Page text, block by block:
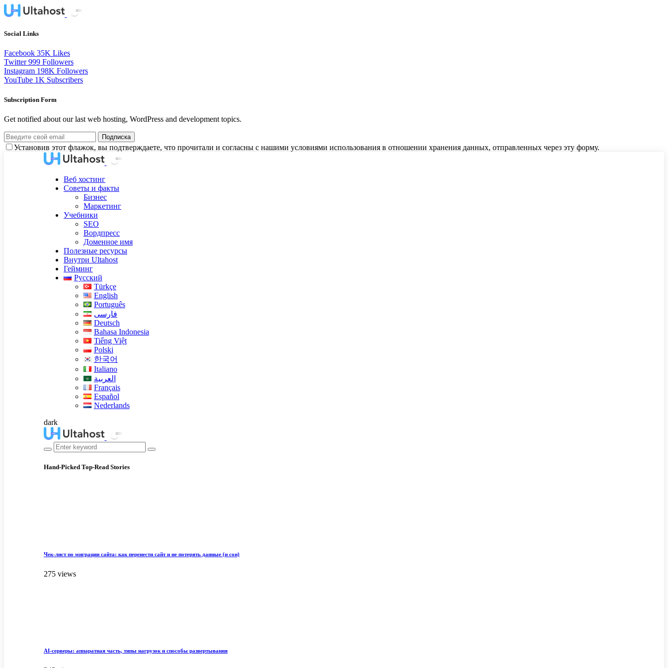
Social Links
Facebook 35K Likes
Twitter 999 Followers
Instagram 198K Followers
YouTube 1K Subscribers
Subscription Form
Get notified about our last web hosting, WordPress and development topics.
Подписка
Установив этот флажок, вы подтверждаете, что прочитали и согласны с нашими условиями использования в отношении хранения данных, отправленных через эту форму.
Веб хостинг
Советы и факты
Бизнес
Маркетинг
Учебники
SEO
Вордпресс
Доменное имя
Полезные ресурсы
Внутри Ultahost
Гейминг
Русский
Türkçe
English
Português
فارسی
Deutsch
Bahasa Indonesia
Tiếng Việt
Polski
한국어
Italiano
العربية
Français
Español
Nederlands
dark
Hand-Picked Top-Read Stories
Чек-лист по миграции сайта: как перенести сайт и не потерять данные (и сон)
275 views
AI-серверы: аппаратная часть, типы нагрузок и способы развертывания